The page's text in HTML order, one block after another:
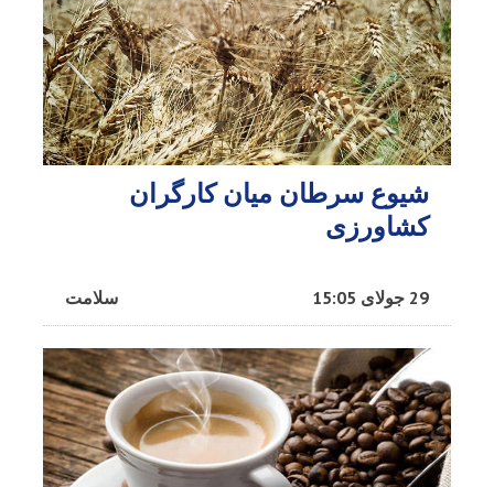
شیوع سرطان میان کارگران
کشاورزی
سلامت 29 جولای 15:05